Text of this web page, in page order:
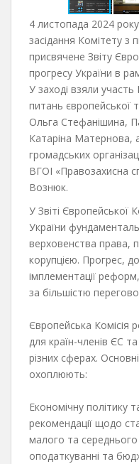
4 листопада 2024
засідання Комітету з
присвячене Звіту
прогресу України в
У заході взяли участь
питань європейської
Ольга Стефанішина,
Катаріна Матернова,
громадських
ВГОІ «Правозахисна
Вознюк.
У Звіті Європейської
України
верховенства права,
корупцією. Прогрес,
імплементації
за більшістю
Європейська Комісія
для країн-членів ЄС
різних сферах.
охоплюють:
Економічну політику
рекомендації щодо
малого та
оподаткуванні та